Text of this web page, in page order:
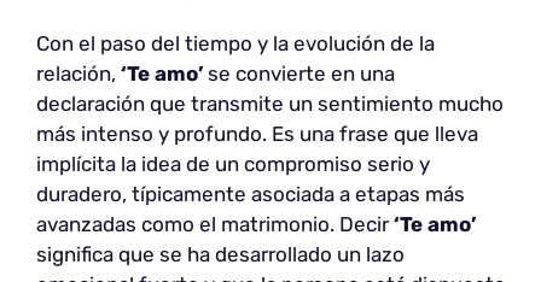
Con el paso del tiempo y la evolución de la
relación, ‘Te amo’ se convierte en una
declaración que transmite un sentimiento mucho
más intenso y profundo. Es una frase que lleva
implícita la idea de un compromiso serio y
duradero, típicamente asociada a etapas más
avanzadas como el matrimonio. Decir‘Te amo’
significa que se ha desarrollado un lazo